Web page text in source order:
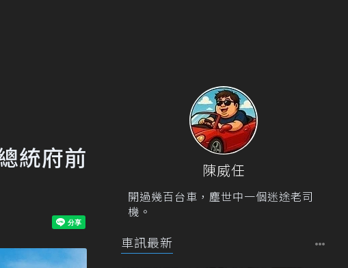
統府前
陳威任
開過幾百台車，塵世中一個迷途老司
機。
車訊最新